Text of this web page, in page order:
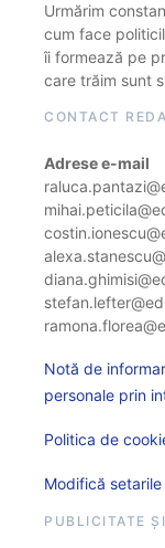
Urmărim
cum face
îi formează pe
care trăim sunt
CONTACT
Adrese e-mail
Notă de
personale prin
Politica de
Modifică
PUBLICITATE